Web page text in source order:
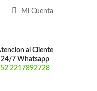
Mi Cuenta
al Cliente
24/7 Whatsapp
2217892728